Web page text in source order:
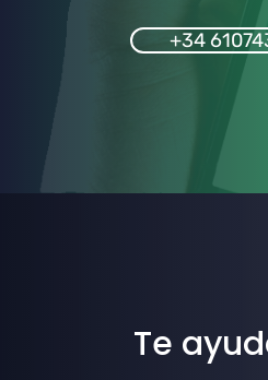
+34
Te